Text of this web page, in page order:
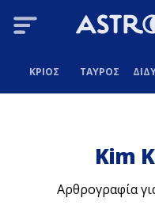
ΚΡΙΟΣ ΤΑΥΡΟΣ
Kim
Αρθρογραφία